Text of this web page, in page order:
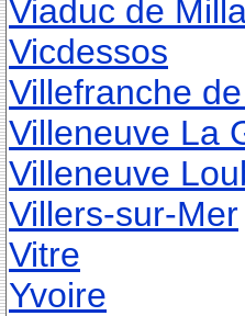
Viaduc de
Vicdessos
Villefranche
Villeneuve La
Villeneuve
Villers-sur-Mer
Vitre
Yvoire